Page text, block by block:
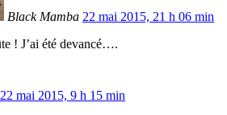
Black Mamba 22 mai 2015, 21 h 06 min
! J’ai été devancé….
22 mai 2015, 9 h 15 min